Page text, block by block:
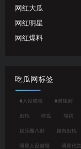
网红大瓜
网红明星
网红爆料
吃瓜网标签
#人设崩塌 #潜规则
出轨 吃瓜 塌房
娱乐圈八卦 婚内出轨
明星人设崩塌 明星代言